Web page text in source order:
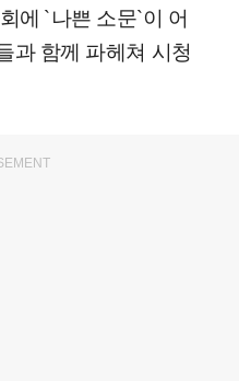
에 `나쁜 소문`이 어
과 함께 파헤쳐 시청